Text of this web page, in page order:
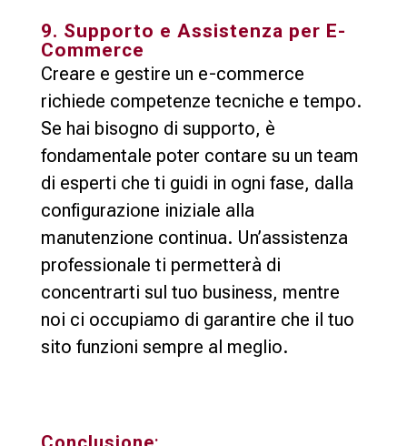
9. Supporto e Assistenza per E-
Commerce
Creare e gestire un e-commerce
richiede competenze tecniche e tempo.
Se hai bisogno di supporto, è
fondamentale poter contare su un team
di esperti che ti guidi in ogni fase, dalla
configurazione iniziale alla
manutenzione continua. Un’assistenza
professionale ti permetterà di
concentrarti sul tuo business, mentre
noi ci occupiamo di garantire che il tuo
sito funzioni sempre al meglio.